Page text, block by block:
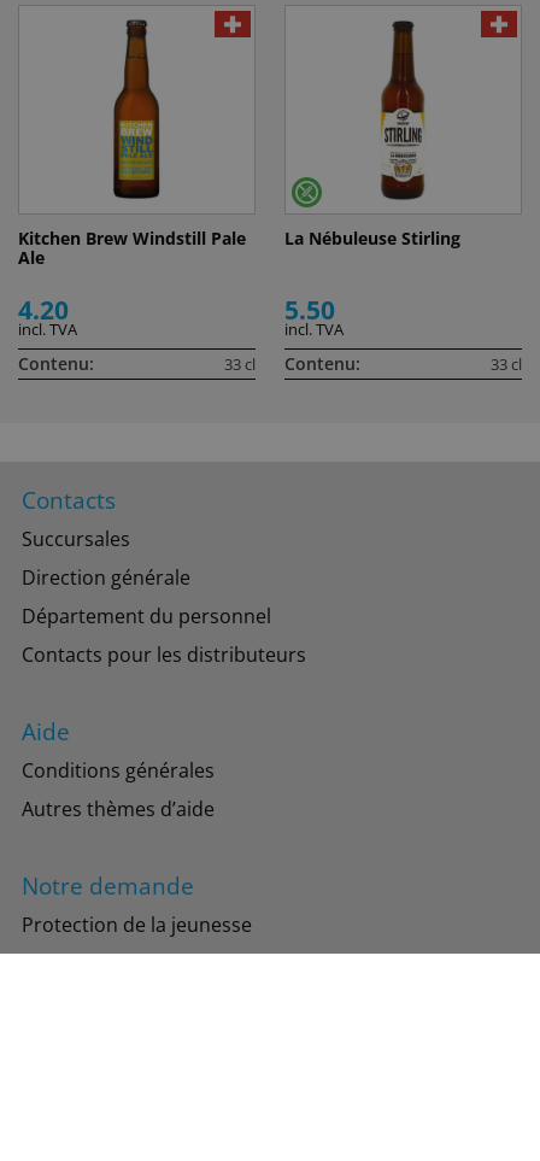
Kitchen Brew Windstill Pale
Ale
4.20
incl. TVA
Contenu: 33 cl
La Nébuleuse Stirling
5.50
incl. TVA
Contenu: 33 cl
Contacts
Succursales
Direction générale
Département du personnel
Contacts pour les distributeurs
Aide
Conditions générales
Autres thèmes d’aide
Notre demande
Protection de la jeunesse